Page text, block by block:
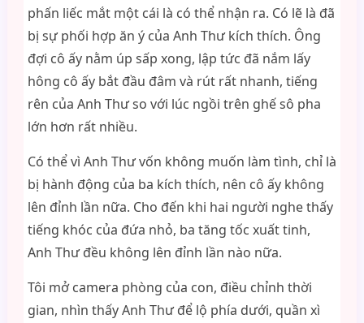
phấn liếc mắt một cái là có thể nhận ra. Có lẽ là đã
bị sự phối hợp ăn ý của Anh Thư kích thích. Ông
đợi cô ấy nằm úp sấp xong, lập tức đã nắm lấy
hông cô ấy bắt đầu đâm và rút rất nhanh, tiếng
rên của Anh Thư so với lúc ngồi trên ghế sô pha
lớn hơn rất nhiều.
Có thể vì Anh Thư vốn không muốn làm tình, chỉ là
bị hành động của ba kích thích, nên cô ấy không
lên đỉnh lần nữa. Cho đến khi hai người nghe thấy
tiếng khóc của đứa nhỏ, ba tăng tốc xuất tinh,
Anh Thư đều không lên đỉnh lần nào nữa.
Tôi mở camera phòng của con, điều chỉnh thời
gian, nhìn thấy Anh Thư để lộ phía dưới, quần xì